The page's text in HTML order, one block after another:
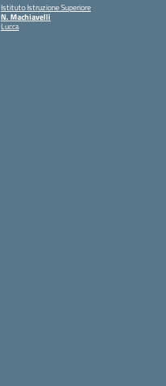
Istituto Istruzione Superiore
N. Machiavelli
Lucca